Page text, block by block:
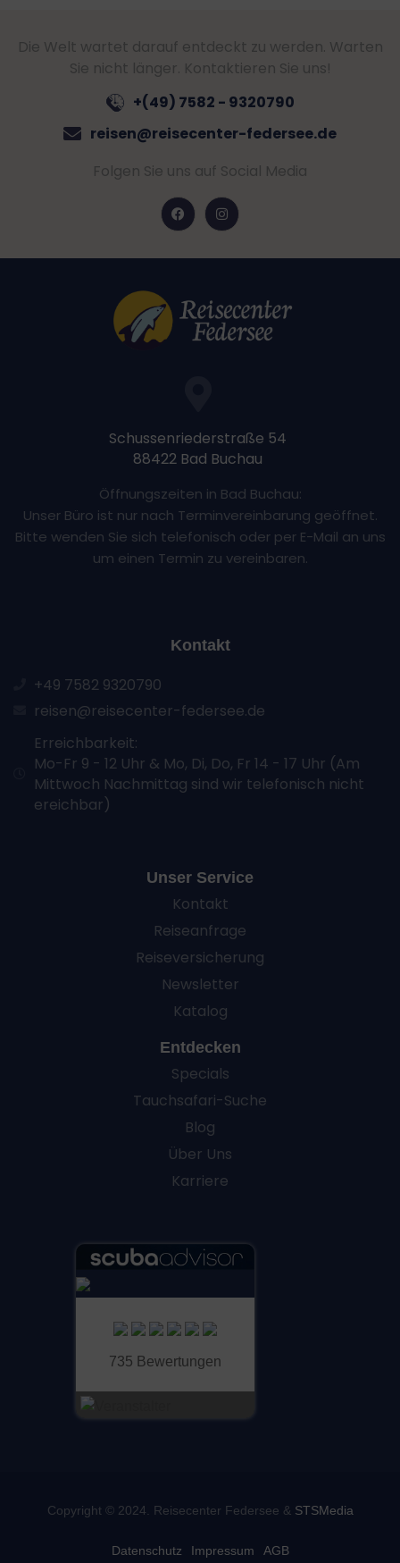
Die Welt wartet darauf entdeckt zu werden. Warten
Sie nicht länger. Kontaktieren Sie uns!
+(49) 7582 - 9320790
reisen@reisecenter-federsee.de
Folgen Sie uns auf Social Media
Schussenriederstraße 54
88422 Bad Buchau
Öffnungszeiten in Bad Buchau:
Unser Büro ist nur nach Terminvereinbarung geöffnet.
Bitte wenden Sie sich telefonisch oder per E-Mail an uns
um einen Termin zu vereinbaren.
Kontakt
+49 7582 9320790
reisen@reisecenter-federsee.de
Erreichbarkeit:
Mo-Fr 9 - 12 Uhr & Mo, Di, Do, Fr 14 - 17 Uhr (Am
Mittwoch Nachmittag sind wir telefonisch nicht
ereichbar)
Unser Service
Kontakt
Reiseanfrage
Reiseversicherung
Newsletter
Katalog
Entdecken
Specials
Tauchsafari-Suche
Blog
Über Uns
Karriere
735 Bewertungen
Copyright © 2024. Reisecenter Federsee & STSMedia
Datenschutz Impressum AGB